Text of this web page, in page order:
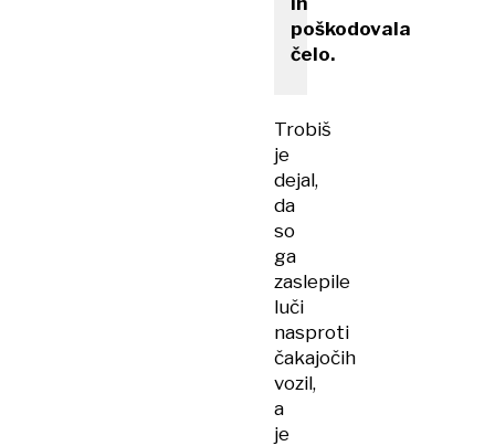
poškodovala
čelo.
Trobiš
je
dejal,
da
so
ga
zaslepile
luči
nasproti
čakajočih
vozil,
a
je